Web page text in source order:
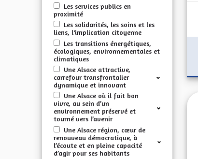
Les services publics en
proximité
Les solidarités, les soins et les
liens, l'implication citoyenne
Les transitions énergétiques,
écologiques, environnementales et
climatiques
Une Alsace attractive,
carrefour transfrontalier
dynamique et innovant
Une Alsace où il fait bon
vivre, au sein d’un
environnement préservé et
tourné vers l’avenir
Une Alsace région, cœur de
renouveau démocratique, à
l’écoute et en pleine capacité
d’agir pour ses habitants